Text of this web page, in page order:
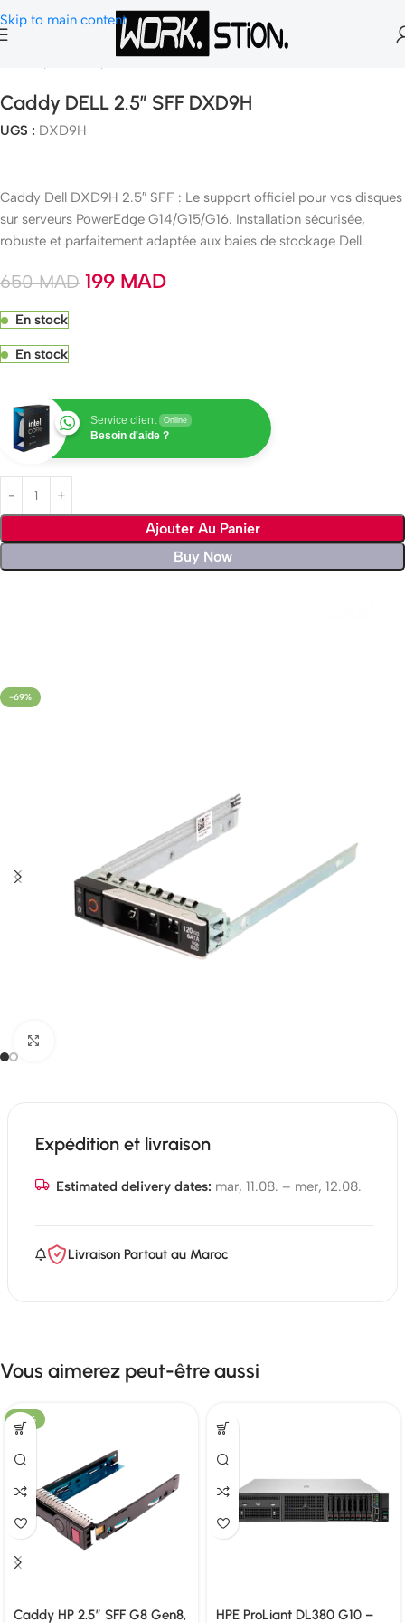
Skip to main content
Serveurs Rack-ables
Caddy DELL 2.5″ SFF DXD9H
UGS : DXD9H
Caddy Dell DXD9H 2.5″ SFF : Le support officiel pour vos disques
sur serveurs PowerEdge G14/G15/G16. Installation sécurisée,
robuste et parfaitement adaptée aux baies de stockage Dell.
650MAD 199 MAD
En stock
En stock
Service client Online
Besoin d'aide ?
Ajouter Au Panier
Buy Now
-69%
Expédition et livraison
Estimated delivery dates: mar, 11.08. – mer, 12.08.
Livraison Partout au Maroc
Vous aimerez peut-être aussi
-25%
Caddy HP 2.5″ SFF G8 Gen8, HPE ProLiant DL380 G10 –